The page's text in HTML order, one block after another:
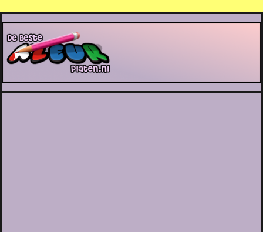
De Beste Kleurplaten